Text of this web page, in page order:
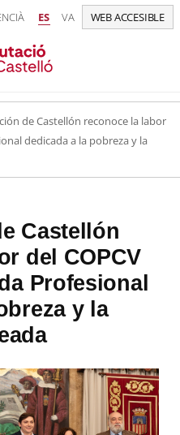
ES VA WEB ACCESIBLE
de Castellón reconoce la labor
dedicada a la pobreza y la
Castellón
del COPCV
Profesional
y la